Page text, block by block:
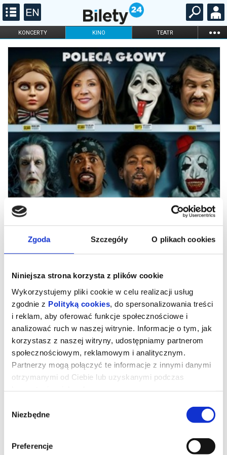
Zgoda Szczegóły O plikach cookies
Niniejsza strona korzysta z plików cookie
Wykorzystujemy pliki cookie w celu realizacji usług
zgodnie z Polityką cookies , do spersonalizowania treści
i reklam, aby oferować funkcje społecznościowe i
analizować ruch w naszej witrynie. Informacje o tym, jak
korzystasz z naszej witryny, udostępniamy partnerom
społecznościowym, reklamowym i analitycznym.
Partnerzy mogą połączyć te informacje z innymi danymi
otrzymanymi od Ciebie lub uzyskanymi podczas
zgody
Niezbędne
Preferencje
KONCERTY KINO TEATR ...
FILHARMONIA OPERA I BALET
STAND-UP
DLA DZIECI
ONLINE KARNETY
STRASZNY FILM - 2D NAP
Prod. USA/Wlk. Brytania 2026, komedia, 100 min
Dwadzieścia sześć lat po tym, jak udało im się ujść z życiem przed